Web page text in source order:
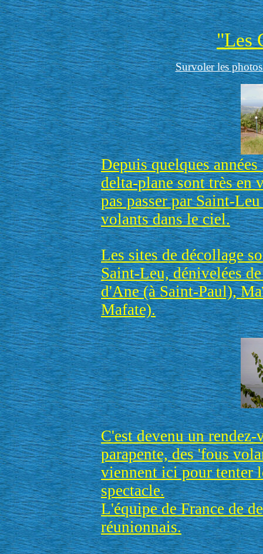
"Les
Survoler les
Depuis quelques
delta-plane sont très en
pas passer par Saint-
volants dans le ciel.
Les sites de décollage
Saint-Leu, dénivelées
d'Ane (à Saint-Paul),
Mafate).
C'est devenu un
parapente, des 'fous
viennent ici pour tenter
spectacle.
L'équipe de France de
réunionnais.